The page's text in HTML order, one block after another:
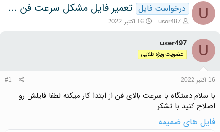
U درخواست فایل تعمیر فایل مشکل سرعت فن z500 la9061p
آغازگر گفتمان
user497 تاریخ شروع
16 اکتبر 2022
U
user497
عضویت ویژه طلایی
16 اکتبر 2022 #1
با سلام دستگاه با سرعت بالای فن از ابتدا کار میکنه لطفا فایلش رو
اصلاح کنید با تشکر
فایل های ضمیمه